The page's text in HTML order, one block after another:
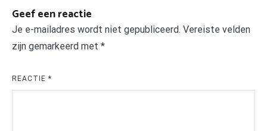
Geef een reactie
Je e-mailadres wordt niet gepubliceerd. Vereiste velden
zijn gemarkeerd met *
REACTIE *